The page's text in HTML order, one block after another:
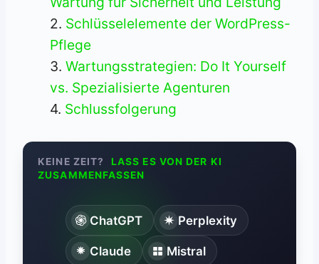
Schlüsselelemente der WordPress-
Pflege
Wartungsstrategien: Do It Yourself
vs. Spezialisierte Agenturen
Schlussfolgerung
KEINE ZEIT?
LASS ES VON DER KI
ZUSAMMENFASSEN
ChatGPT Perplexity
Claude Mistral